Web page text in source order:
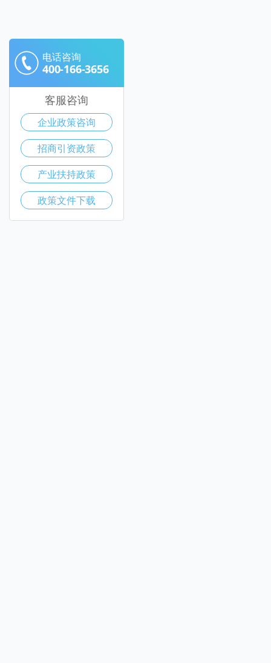
电话咨询
400-166-3656
客服咨询
企业政策咨询
招商引资政策
产业扶持政策
政策文件下载